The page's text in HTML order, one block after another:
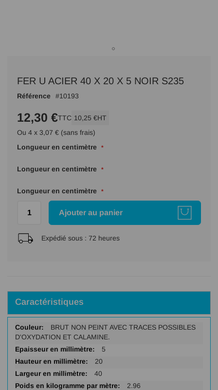
début
d’images
FER U ACIER 40 X 20 X 5 NOIR S235
Référence 10193
12,30 €TTC 10,25 €HT
Ou 4 x 3,07 € (sans frais)
Longueur en centimètre
Longueur en centimètre
Longueur en centimètre
Ajouter au panier
Expédié sous : 72 heures
Caractéristiques
Plus
d'infos
BRUT NON PEINT AVEC TRACES POSSIBLES
D'OXYDATION ET CALAMINE.
5
20
40
2.96